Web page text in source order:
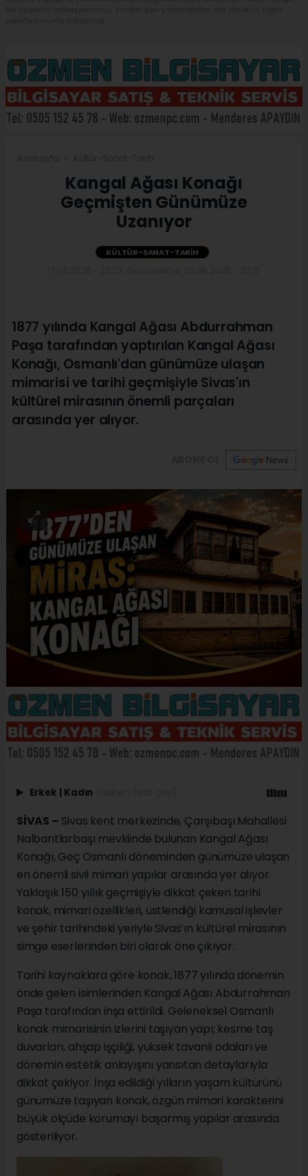
Kangal Ağası Konağı
Geçmişten Günümüze
Uzanıyor
KÜLTÜR-SANAT-TARIH
1877 yılında Kangal Ağası Abdurrahman
Paşa tarafından yaptırılan Kangal Ağası
Konağı, Osmanlı'dan günümüze ulaşan
mimarisi ve tarihi geçmişiyle Sivas'ın
kültürel mirasının önemli parçaları
arasında yer alıyor.
Erkek Kadın
SİVAS – Sivas kent merkezinde, Çarşıbaşı Mahallesi
Nalbantlarbaşı mevkiinde bulunan Kangal Ağası
Konağı, Geç Osmanlı döneminden günümüze ulaşan
en önemli sivil mimari yapılar arasında yer alıyor.
Yaklaşık 150 yıllık geçmişiyle dikkat çeken tarihi
konak, mimari özellikleri, üstlendiği kamusal işlevler
ve şehir tarihindeki yeriyle Sivas’ın kültürel mirasının
simge eserlerinden biri olarak öne çıkıyor.
Tarihi kaynaklara göre konak, 1877 yılında dönemin
önde gelen isimlerinden Kangal Ağası Abdurrahman
Paşa tarafından inşa ettirildi. Geleneksel Osmanlı
konak mimarisinin izlerini taşıyan yapı; kesme taş
duvarları, ahşap işçiliği, yüksek tavanlı odaları ve
dönemin estetik anlayışını yansıtan detaylarıyla
dikkat çekiyor. İnşa edildiği yılların yaşam kültürünü
günümüze taşıyan konak, özgün mimari karakterini
büyük ölçüde korumayı başarmış yapılar arasında
gösteriliyor.